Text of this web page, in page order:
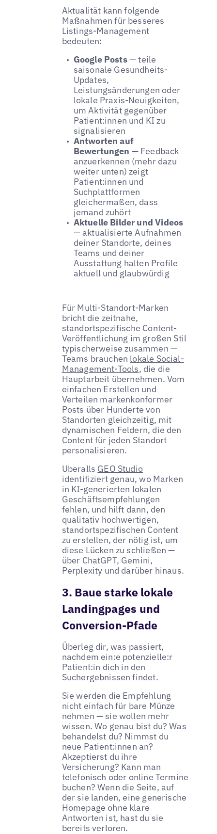
Aktualität kann folgende
Maßnahmen für besseres
Listings-Management
bedeuten:
Google Posts— teile
saisonale Gesundheits-
Updates,
Leistungsänderungen oder
lokale Praxis-Neuigkeiten,
um Aktivität gegenüber
Patient:innen und KI zu
signalisieren
Antworten auf
Bewertungen — Feedback
anzuerkennen (mehr dazu
weiter unten) zeigt
Patient:innen und
Suchplattformen
gleichermaßen, dass
jemand zuhört
Aktuelle Bilder und Videos
— aktualisierte Aufnahmen
deiner Standorte, deines
Teams und deiner
Ausstattung halten Profile
aktuell und glaubwürdig
Für Multi-Standort-Marken
bricht die zeitnahe,
standortspezifische Content-
Veröffentlichung im großen Stil
typischerweise zusammen —
Teams brauchen lokale Social-
Management-Tools, die die
Hauptarbeit übernehmen. Vom
einfachen Erstellen und
Verteilen markenkonformer
Posts über Hunderte von
Standorten gleichzeitig, mit
dynamischen Feldern, die den
Content für jeden Standort
personalisieren.
Uberalls GEO Studio
identifiziert genau, wo Marken
in KI-generierten lokalen
Geschäftsempfehlungen
fehlen, und hilft dann, den
qualitativ hochwertigen,
standortspezifischen Content
zu erstellen, der nötig ist, um
diese Lücken zu schließen —
über ChatGPT, Gemini,
Perplexity und darüber hinaus.
3. Baue starke lokale
Landingpages und
Conversion-Pfade
Überleg dir, was passiert,
nachdem ein:e potenzielle:r
Patient:in dich in den
Suchergebnissen findet.
Sie werden die Empfehlung
nicht einfach für bare Münze
nehmen — sie wollen mehr
wissen. Wo genau bist du? Was
behandelst du? Nimmst du
neue Patient:innen an?
Akzeptierst du ihre
Versicherung? Kann man
telefonisch oder online Termine
buchen? Wenn die Seite, auf
der sie landen, eine generische
Homepage ohne klare
Antworten ist, hast du sie
bereits verloren.